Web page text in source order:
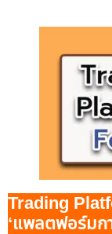
Trading
‘แพลตฟอร์มกา